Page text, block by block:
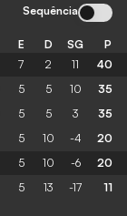
Sequência
E D SG P
7 2 11 40
5 5 10 35
5 5 3 35
5 10 -4 20
5 10 -6 20
5 13 -17 11